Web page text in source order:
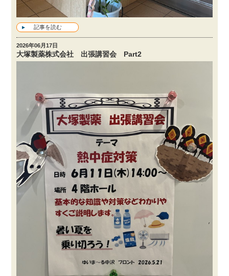
記事を読む
2026年06月17日
大塚製薬株式会社 出張講習会 Part2